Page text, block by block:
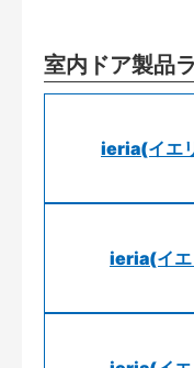
室内ドア製品
ieria(イエ
ieria(イエ